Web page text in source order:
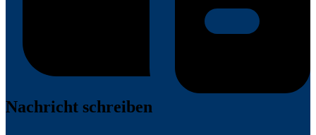
Nachricht schreiben